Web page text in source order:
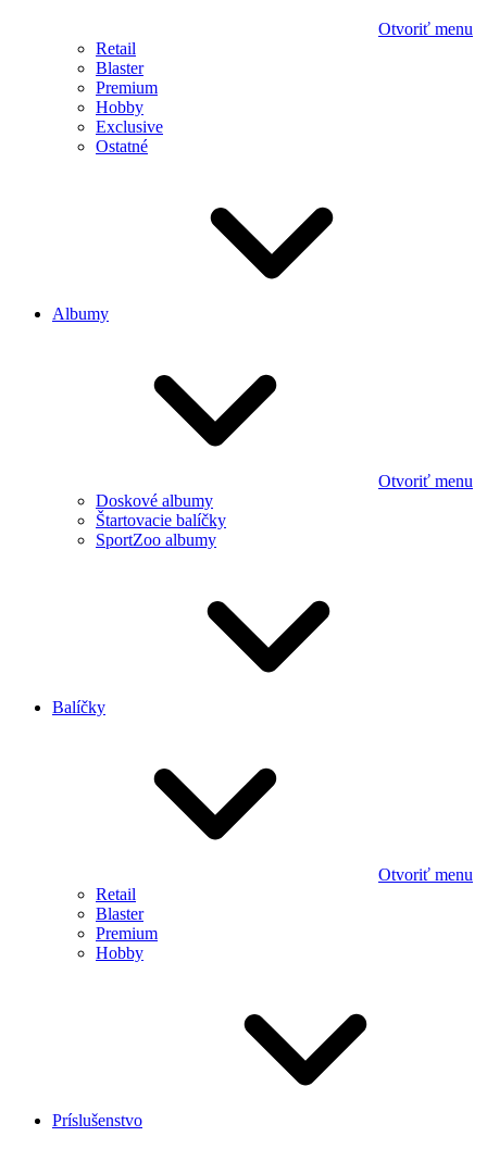
Otvoriť menu
Retail
Blaster
Premium
Hobby
Exclusive
Ostatné
Albumy
Otvoriť menu
Doskové albumy
Štartovacie balíčky
SportZoo albumy
Balíčky
Otvoriť menu
Retail
Blaster
Premium
Hobby
Príslušenstvo